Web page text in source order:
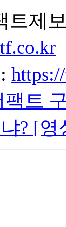
트제
팩트
? [